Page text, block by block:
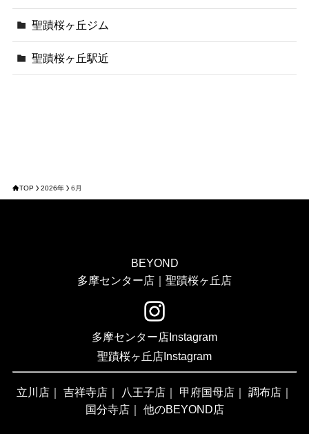
聖蹟桜ヶ丘ジム
聖蹟桜ヶ丘駅近
TOP 2026年 6月
BEYOND
多摩センター店｜聖蹟桜ヶ丘店
多摩センター店Instagram
聖蹟桜ヶ丘店Instagram
立川店 ｜ 吉祥寺店 ｜ 八王子店 ｜ 甲府国母店 ｜ 調布店 ｜
国分寺店｜ 他のBEYOND店